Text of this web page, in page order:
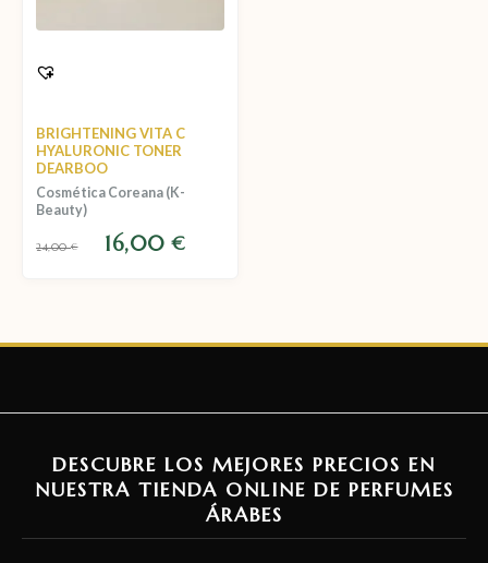
BRIGHTENING VITA C
HYALURONIC TONER
DEARBOO
Cosmética Coreana (K-
Beauty)
24,00€ 16,00€
DESCUBRE LOS MEJORES PRECIOS EN
NUESTRA TIENDA ONLINE DE PERFUMES
ÁRABES